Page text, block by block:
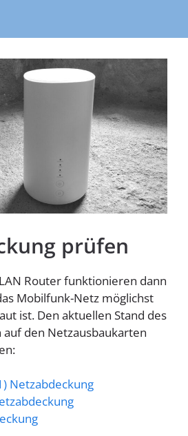
prüfen
Router funktionieren dann
Mobilfunk-Netz möglichst
ist. Den aktuellen Stand des
auf den Netzausbaukarten
Netzabdeckung